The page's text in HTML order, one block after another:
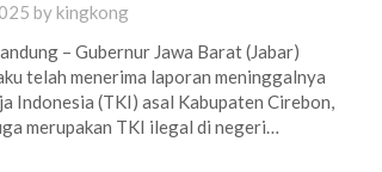
bykingkong
– Gubernur Jawa Barat (Jabar)
telah menerima laporan meninggalnya
Indonesia (TKI) asal Kabupaten Cirebon,
merupakan TKI ilegal di negeri…